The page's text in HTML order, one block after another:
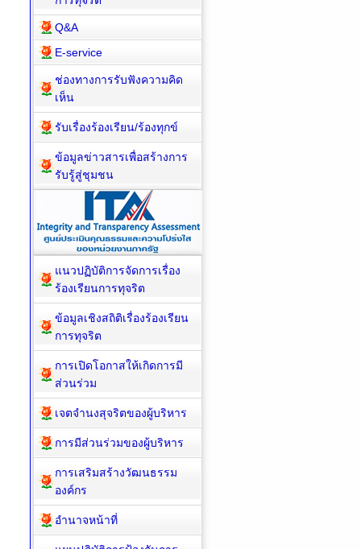
Q&A
E-service
ช่องทางการรับฟังความคิด
เห็น
รับเรื่องร้องเรียน/ร้องทุกข์
ข้อมูลข่าวสารเพื่อสร้างการ
รับรู้สู่ชุมชน
แนวปฏิบัติการจัดการเรื่อง
ร้องเรียนการทุจริต
ข้อมูลเชิงสถิติเรื่องร้องเรียน
การทุจริต
การเปิดโอกาสให้เกิดการมี
ส่วนร่วม
เจตจำนงสุจริตของผู้บริหาร
การมีส่วนร่วมของผู้บริหาร
การเสริมสร้างวัฒนธรรม
องค์กร
อำนาจหน้าที่